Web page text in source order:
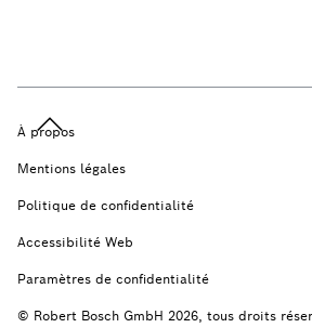
À propos
Mentions légales
Politique de confidentialité
Accessibilité Web
Paramètres de confidentialité
© Robert Bosch GmbH 2026, tous droits